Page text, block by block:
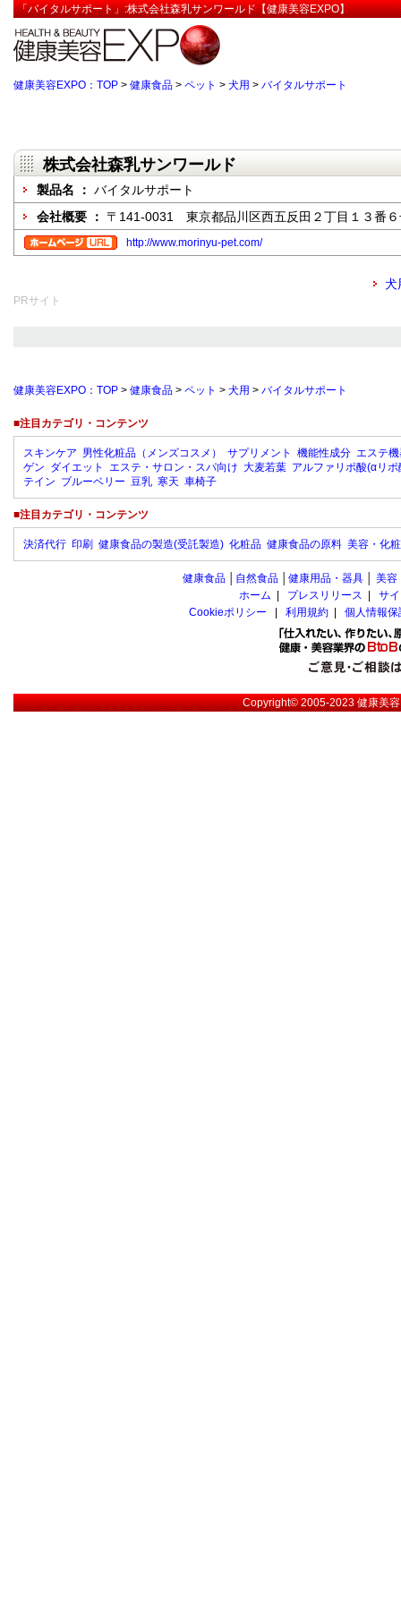
「バイタルサポート」:株式会社森乳サンワールド【健康美容EXPO】
健康美容EXPO：TOP > 健康食品 > ペット > 犬用 > バイタルサポート
株式会社森乳サンワールド
製品名 ： バイタルサポート
会社概要 ： 〒141-0031 東京都品川区西五反田２丁目１３番
http://www.morinyu-pet.com/
犬
PRサイト
健康美容EXPO：TOP > 健康食品 > ペット > 犬用 > バイタルサポート
■注目カテゴリ・コンテンツ
スキンケア 男性化粧品（メンズコスメ） サプリメント 機能性成分 エステ
ゲン ダイエット エステ・サロン・スパ向け 大麦若葉 アルファリポ酸(αリポ
テイン ブルーベリー 豆乳 寒天 車椅子
■注目カテゴリ・コンテンツ
決済代行 印刷 健康食品の製造(受託製造) 化粧品 健康食品の原料 美容・化
健康食品 自然食品 健康用品・器具 美容
ホーム
プレスリリース
サ
Cookieポリシー
利用規約 個人情報
Copyright© 2005-2023健康美